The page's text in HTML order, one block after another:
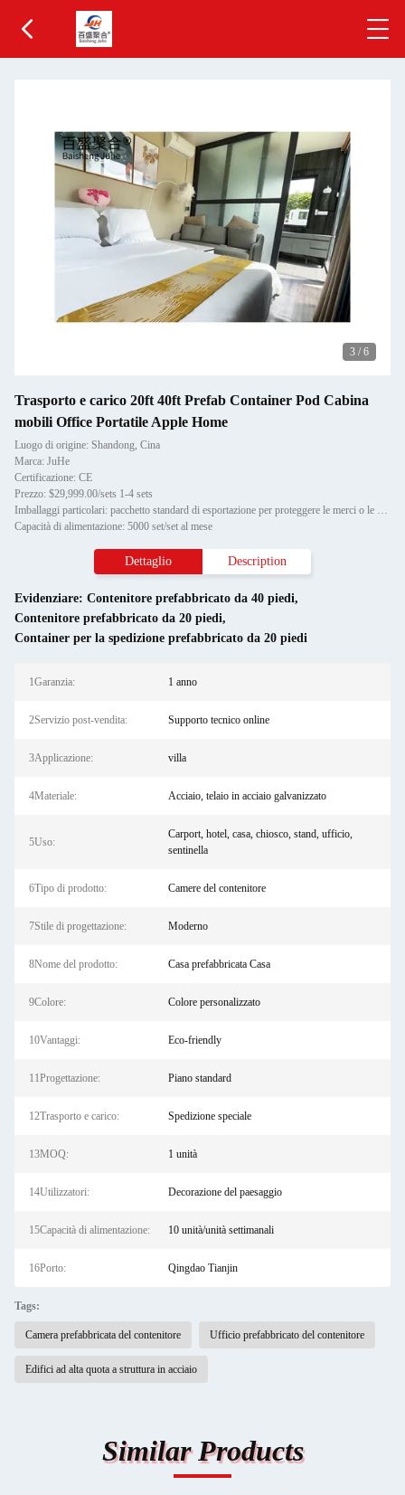
3 / 6
Trasporto e carico 20ft 40ft Prefab Container Pod Cabina
mobili Office Portatile Apple Home
Luogo di origine: Shandong, Cina
Marca: JuHe
Certificazione: CE
Prezzo: $29,999.00/sets 1-4 sets
Imballaggi particolari: pacchetto standard di esportazione per proteggere le merci o le esigenze del cliente
Capacità di alimentazione: 5000 set/set al mese
Dettaglio Description
Evidenziare: Contenitore prefabbricato da 40 piedi,
Contenitore prefabbricato da 20 piedi,
Container per la spedizione prefabbricato da 20 piedi
1Garanzia: 1 anno
2Servizio post-vendita: Supporto tecnico online
3Applicazione: villa
4Materiale: Acciaio, telaio in acciaio galvanizzato
5Uso:
Carport, hotel, casa, chiosco, stand, ufficio,
sentinella
6Tipo di prodotto: Camere del contenitore
7Stile di progettazione: Moderno
8Nome del prodotto: Casa prefabbricata Casa
9Colore: Colore personalizzato
10Vantaggi: Eco-friendly
11Progettazione: Piano standard
12Trasporto e carico: Spedizione speciale
13MOQ: 1 unità
14Utilizzatori: Decorazione del paesaggio
15Capacità di alimentazione: 10 unità/unità settimanali
16Porto: Qingdao Tianjin
Tags:
Camera prefabbricata del contenitore Ufficio prefabbricato del contenitore
Edifici ad alta quota a struttura in acciaio
Similar Products